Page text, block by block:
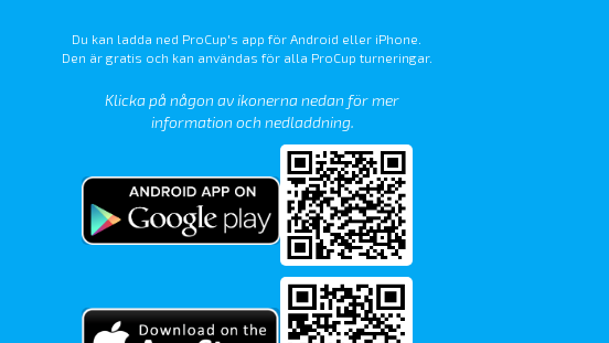
Du kan ladda ned ProCup's app för Android eller iPhone.
Den är gratis och kan användas för alla ProCup turneringar.
Klicka på någon av ikonerna nedan för mer
information och nedladdning.